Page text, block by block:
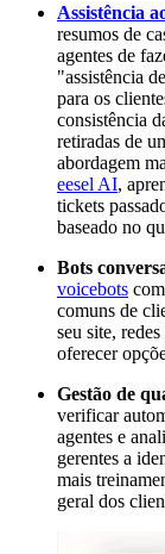
Assistência
resumos de
agentes de
"assistência
para os
consistência
retiradas de
abordagem
eesel AI,
tickets
baseado no
Bots
voicebots
comuns de
seu site,
oferecer
Gestão de
verificar
agentes e
gerentes a
mais
geral dos